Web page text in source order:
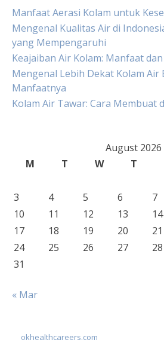
Manfaat Aerasi Kolam untuk
Mengenal Kualitas Air di
yang Mempengaruhi
Keajaiban Air Kolam: Manfaat
Mengenal Lebih Dekat Kolam Air
Manfaatnya
Kolam Air Tawar: Cara Membuat
August 2026
M
T W T
3
4 5 6 7
10
11 12 13 14
17
18 19 20 21
24
25 26 27 28
31
« Mar
okhealthcareers.com